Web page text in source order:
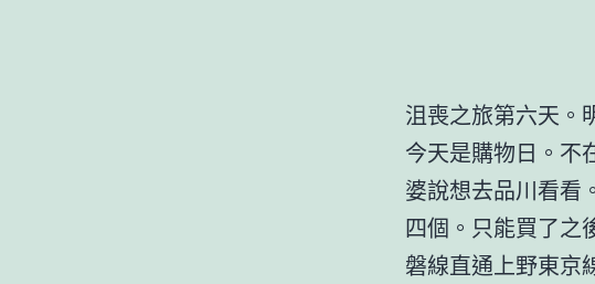
沮喪之旅第六天。
今天是購物日。不
婆說想去品川看看
四個。只能買了之
磐線直通上野東京